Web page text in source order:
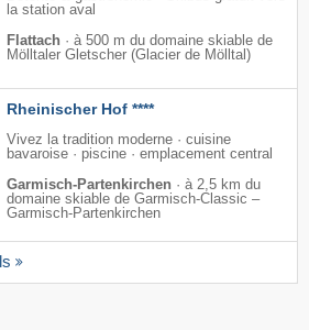
la station aval
Flattach · à 500 m du domaine skiable de
Mölltaler Gletscher (Glacier de Mölltal)
Rheinischer Hof ****
Vivez la tradition moderne · cuisine
bavaroise · piscine · emplacement central
Garmisch-Partenkirchen · à 2,5 km du
domaine skiable de Garmisch-Classic –
Garmisch-Partenkirchen